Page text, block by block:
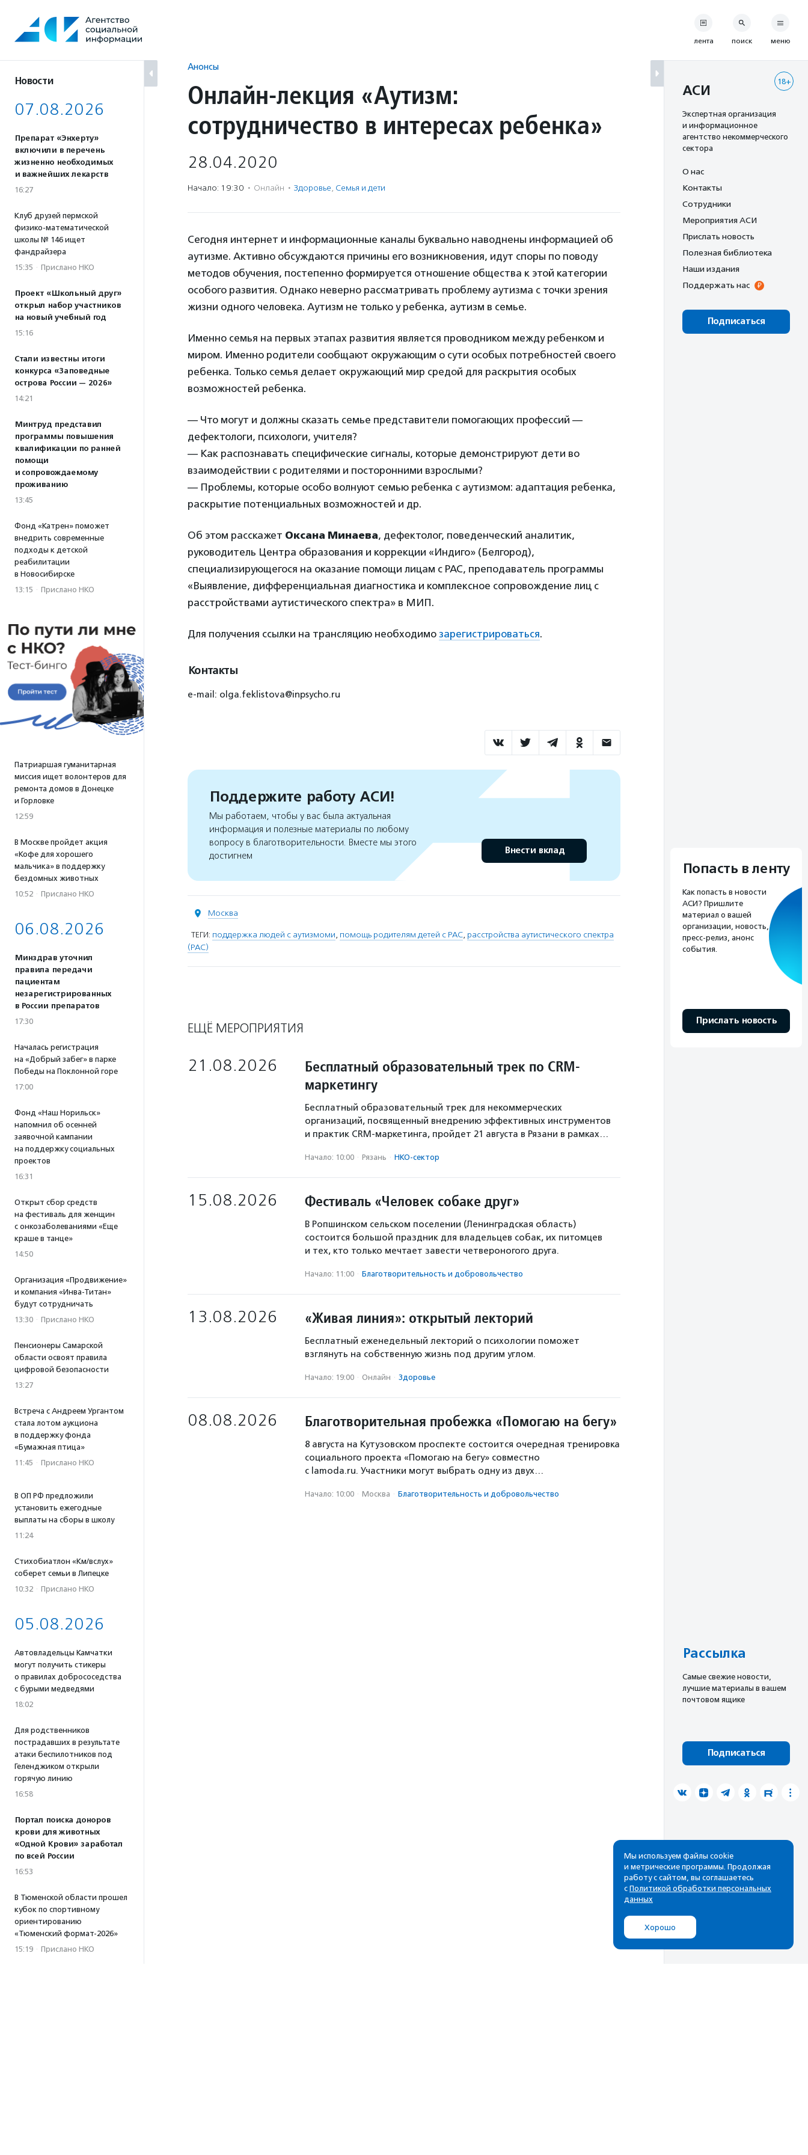
содержанию
Новости
07.08.2026
Препарат «Энхерту»
включили в перечень
жизненно необходимых
и важнейших лекарств
16:27
Клуб друзей пермской
физико-математической
школы № 146 ищет
фандрайзера
15:35 · Прислано НКО
Проект «Школьный друг»
открыл набор участников
на новый учебный год
15:16
Стали известны итоги
конкурса «Заповедные
острова России — 2026»
14:21
Минтруд представил
программы повышения
квалификации по ранней
помощи
и сопровождаемому
проживанию
13:45
Фонд «Катрен» поможет
внедрить современные
подходы к детской
реабилитации
в Новосибирске
13:15 · Прислано НКО
Патриаршая гуманитарная
миссия ищет волонтеров для
ремонта домов в Донецке
и Горловке
12:59
В Москве пройдет акция
«Кофе для хорошего
мальчика» в поддержку
бездомных животных
10:52 · Прислано НКО
06.08.2026
Минздрав уточнил
правила передачи
пациентам
незарегистрированных
в России препаратов
17:30
Началась регистрация
на «Добрый забег» в парке
Победы на Поклонной горе
17:00
Фонд «Наш Норильск»
напомнил об осенней
заявочной кампании
на поддержку социальных
проектов
16:31
Открыт сбор средств
на фестиваль для женщин
с онкозаболеваниями «Еще
краше в танце»
14:50
Организация «Продвижение»
и компания «Инва-Титан»
будут сотрудничать
13:30 · Прислано НКО
Пенсионеры Самарской
области освоят правила
цифровой безопасности
13:27
Встреча с Андреем Ургантом
стала лотом аукциона
в поддержку фонда
«Бумажная птица»
11:45 · Прислано НКО
В ОП РФ предложили
установить ежегодные
выплаты на сборы в школу
11:24
Стихобиатлон «Км/вслух»
соберет семьи в Липецке
10:32 · Прислано НКО
05.08.2026
Автовладельцы Камчатки
могут получить стикеры
о правилах добрососедства
с бурыми медведями
18:02
Для родственников
пострадавших в результате
атаки беспилотников под
Геленджиком открыли
горячую линию
16:58
Портал поиска доноров
крови для животных
«Одной Крови» заработал
по всей России
16:53
В Тюменской области прошел
кубок по спортивному
ориентированию
«Тюменский формат-2026»
15:19 · Прислано НКО
Анонсы
Онлайн-лекция «Аутизм:
сотрудничество в интересах ребенка»
28.04.2020
Начало: 19:30 · Онлайн · Здоровье, Семья и дети
Сегодня интернет и информационные каналы буквально наводнены информацией об
аутизме. Активно обсуждаются причины его возникновения, идут споры по поводу
методов обучения, постепенно формируется отношение общества к этой категории
особого развития. Однако неверно рассматривать проблему аутизма с точки зрения
жизни одного человека. Аутизм не только у ребенка, аутизм в семье.
Именно семья на первых этапах развития является проводником между ребенком и
миром. Именно родители сообщают окружающим о сути особых потребностей своего
ребенка. Только семья делает окружающий мир средой для раскрытия особых
возможностей ребенка.
— Что могут и должны сказать семье представители помогающих профессий —
дефектологи, психологи, учителя?
— Как распознавать специфические сигналы, которые демонстрируют дети во
взаимодействии с родителями и посторонними взрослыми?
— Проблемы, которые особо волнуют семью ребенка с аутизмом: адаптация ребенка,
раскрытие потенциальных возможностей и др.
Об этом расскажет Оксана Минаева, дефектолог, поведенческий аналитик,
руководитель Центра образования и коррекции «Индиго» (Белгород),
специализирующегося на оказание помощи лицам с РАС, преподаватель программы
«Выявление, дифференциальная диагностика и комплексное сопровождение лиц с
расстройствами аутистического спектра» в МИП.
Для получения ссылки на трансляцию необходимо зарегистрироваться.
Контакты
e-mail: olga.feklistova@inpsycho.ru
Поддержите работу АСИ!
Мы работаем, чтобы у вас была актуальная
информация и полезные материалы по любому
вопросу в благотворительности. Вместе мы этого
достигнем
Внести вклад
Москва
ТЕГИ: поддержка людей с аутизмоми, помощь родителям детей с РАС, расстройства аутистического спектра
(РАС)
ЕЩЁ МЕРОПРИЯТИЯ
21.08.2026
Бесплатный образовательный трек по CRM-
маркетингу
Бесплатный образовательный трек для некоммерческих
организаций, посвященный внедрению эффективных инструментов
и практик CRM-маркетинга, пройдет 21 августа в Рязани в рамках…
Начало: 10:00 · Рязань · НКО-сектор
15.08.2026 Фестиваль «Человек собаке друг»
В Ропшинском сельском поселении (Ленинградская область)
состоится большой праздник для владельцев собак, их питомцев
и тех, кто только мечтает завести четвероногого друга.
Начало: 11:00 · Благотвори­тель­ность и доброволь­чест­во
13.08.2026 «Живая линия»: открытый лекторий
Бесплатный еженедельный лекторий о психологии поможет
взглянуть на собственную жизнь под другим углом.
Начало: 19:00 · Онлайн · Здоровье
08.08.2026 Благотворительная пробежка «Помогаю на бегу»
8 августа на Кутузовском проспекте состоится очередная тренировка
социального проекта «Помогаю на бегу» совместно
с lamoda.ru. Участники могут выбрать одну из двух…
Начало: 10:00 · Москва · Благотвори­тель­ность и доброволь­чест­во
лента поиск меню
18+
АСИ
Экспертная организация
и информационное
агентство некоммерческого
сектора
О нас
Контакты
Сотрудники
Мероприятия АСИ
Прислать новость
Полезная библиотека
Наши издания
Поддержать нас
Подписаться
Попасть в ленту
Как попасть в новости
АСИ? Пришлите
материал о вашей
организации, новость,
пресс-релиз, анонс
события.
Прислать новость
Рассылка
Cамые свежие новости,
лучшие материалы в вашем
почтовом ящике
Подписаться
Мы используем файлы cookie
и метрические программы. Продолжая
работу с сайтом, вы соглашаетесь
с Политикой обработки персональных
данных
Хорошо